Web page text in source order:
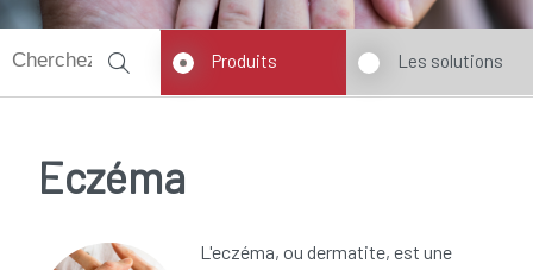
Produits Les solutions
Eczéma
L'eczéma, ou dermatite, est une